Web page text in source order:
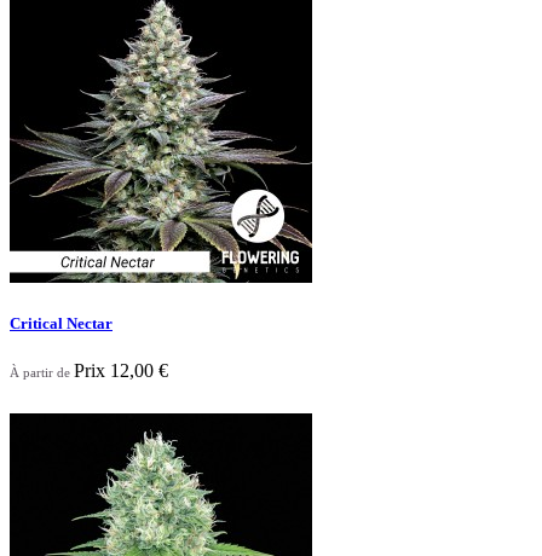
Aperçu rapide
Critical Nectar
À partir de Prix 12,00 €
Nouveau
Aperçu rapide